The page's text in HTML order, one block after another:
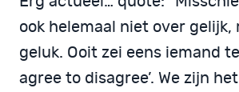
ook helemaal niet over gelijk,
geluk. Ooit zei eens iemand
agree to disagree’. We zijn